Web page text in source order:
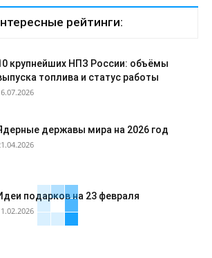
рейтинги:
крупнейших НПЗ России: объёмы
топлива и статус работы
державы мира на 2026 год
подарков на 23 февраля